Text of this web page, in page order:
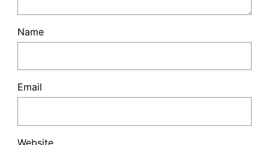
Name
Email
Website